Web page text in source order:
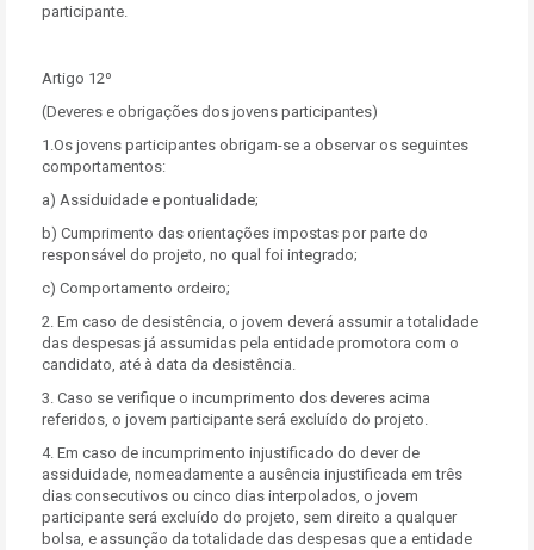
participante.
Artigo 12º
(Deveres e obrigações dos jovens participantes)
1.Os jovens participantes obrigam-se a observar os seguintes
comportamentos:
a) Assiduidade e pontualidade;
b) Cumprimento das orientações impostas por parte do
responsável do projeto, no qual foi integrado;
c) Comportamento ordeiro;
2. Em caso de desistência, o jovem deverá assumir a totalidade
das despesas já assumidas pela entidade promotora com o
candidato, até à data da desistência.
3. Caso se verifique o incumprimento dos deveres acima
referidos, o jovem participante será excluído do projeto.
4. Em caso de incumprimento injustificado do dever de
assiduidade, nomeadamente a ausência injustificada em três
dias consecutivos ou cinco dias interpolados, o jovem
participante será excluído do projeto, sem direito a qualquer
bolsa, e assunção da totalidade das despesas que a entidade